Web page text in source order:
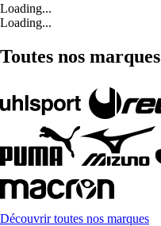
Loading...
Loading...
Toutes nos marques
Découvrir toutes nos marques